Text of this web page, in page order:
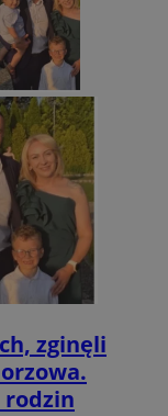
zginęli
rodzin